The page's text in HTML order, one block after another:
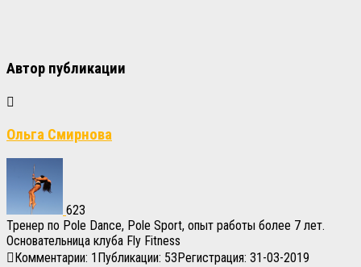
Автор публикации
Ольга Смирнова
623
Тренер по Pole Dance, Pole Sport, опыт работы более 7 лет.
Основательница клуба Fly Fitness
Комментарии: 1 Публикации: 53 Регистрация: 31-03-2019